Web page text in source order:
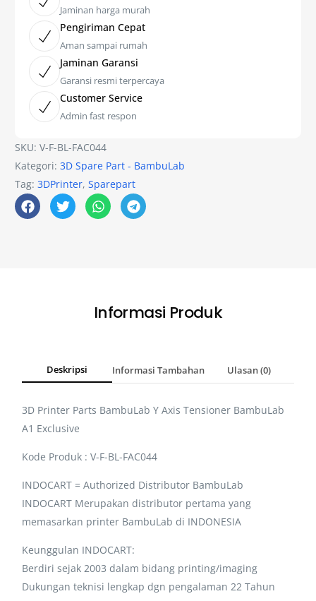
Jaminan harga murah
Pengiriman Cepat
Aman sampai rumah
Jaminan Garansi
Garansi resmi terpercaya
Customer Service
Admin fast respon
SKU:V-F-BL-FAC044
Kategori:3D Spare Part - BambuLab
Tag:3DPrinter,Sparepart
Informasi Produk
Deskripsi Informasi Tambahan Ulasan (0)
3D Printer Parts BambuLab Y Axis Tensioner BambuLab
A1 Exclusive
Kode Produk : V-F-BL-FAC044
INDOCART = Authorized Distributor BambuLab
INDOCART Merupakan distributor pertama yang
memasarkan printer BambuLab di INDONESIA
Keunggulan INDOCART:
Berdiri sejak 2003 dalam bidang printing/imaging
Dukungan teknisi lengkap dgn pengalaman 22 Tahun